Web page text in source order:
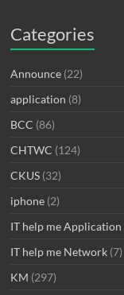
Categories
Announce (22)
application (8)
BCC (86)
CHTWC (124)
CKUS (32)
iphone (2)
IT help me Application
IT help me Network (7)
KM (297)